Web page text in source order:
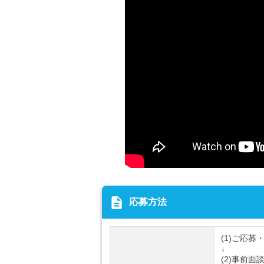
description 応募方法
(1)ご応募
↓
(2)事前面談